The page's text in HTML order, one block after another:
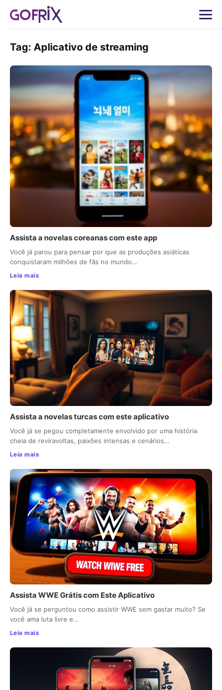
Tag: Aplicativo de streaming
Assista a novelas coreanas com este app
Você já parou para pensar por que as produções asiáticas
conquistaram milhões de fãs no mundo…
Leia mais
Assista a novelas turcas com este aplicativo
Você já se pegou completamente envolvido por uma história
cheia de reviravoltas, paixões intensas e cenários…
Leia mais
Assista WWE Grátis com Este Aplicativo
Você já se perguntou como assistir WWE sem gastar muito? Se
você ama luta livre e…
Leia mais